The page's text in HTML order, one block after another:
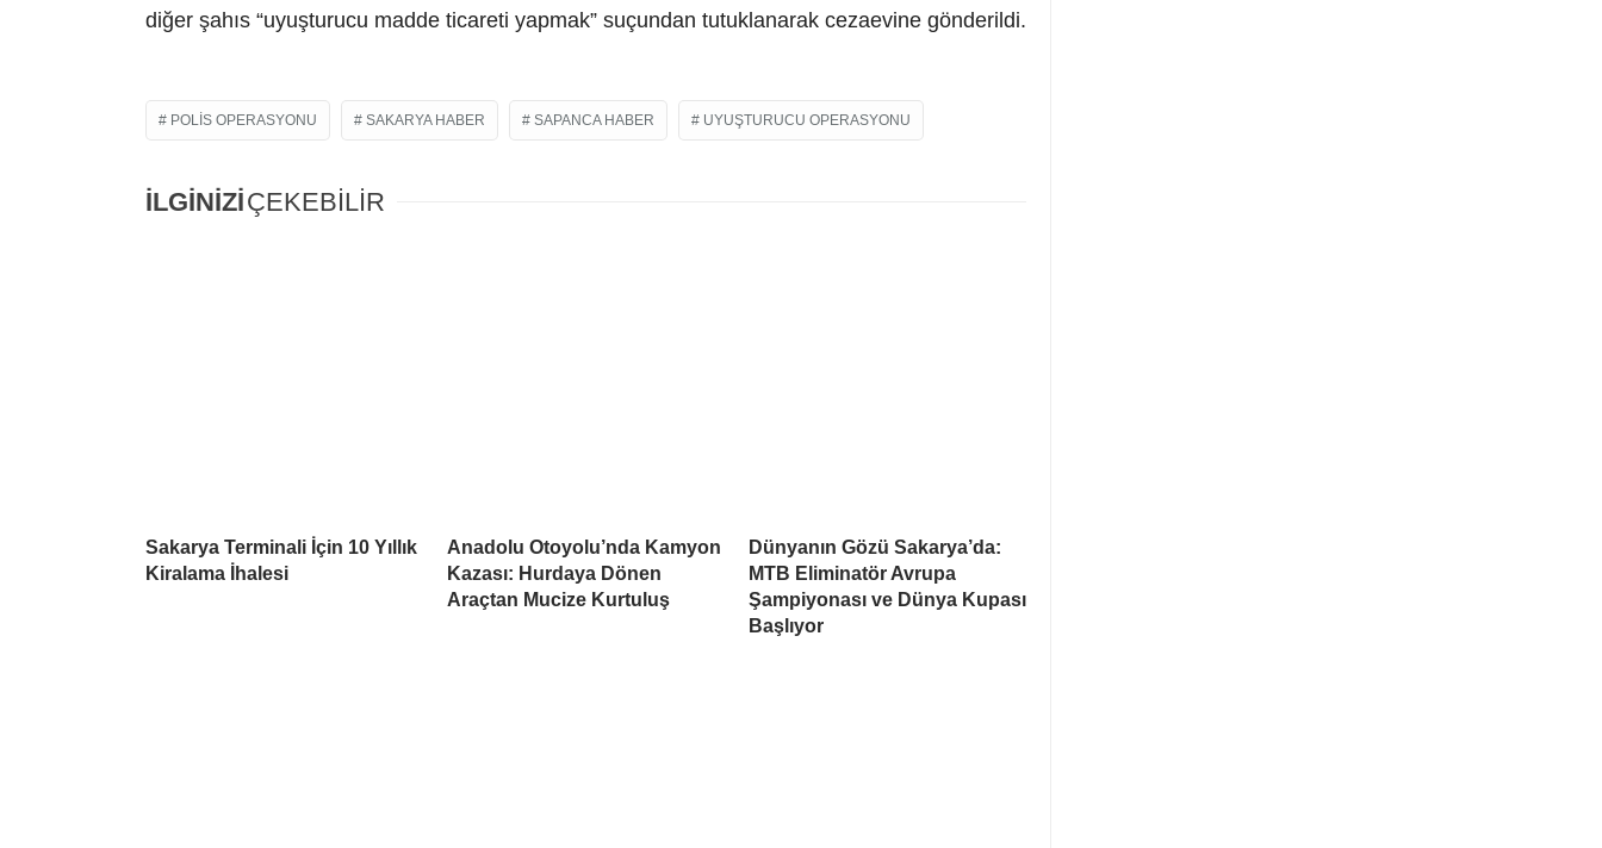
diğer şahıs “uyuşturucu madde ticareti yapmak” suçundan tutuklanarak cezaevine gönderildi.
POLIS OPERASYONU SAKARYA HABER SAPANCA HABER UYUŞTURUCU OPERASYONU
İLGİNİZİÇEKEBİLİR
Sakarya Terminali İçin 10 Yıllık
Kiralama İhalesi
Anadolu Otoyolu’nda Kamyon
Kazası: Hurdaya Dönen
Araçtan Mucize Kurtuluş
Dünyanın Gözü Sakarya’da:
MTB Eliminatör Avrupa
Şampiyonası ve Dünya Kupası
Başlıyor